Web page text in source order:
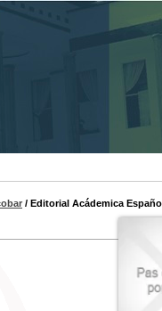
/ Editorial Acádemica